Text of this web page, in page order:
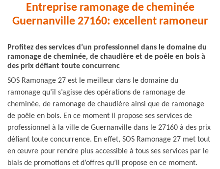
Entreprise ramonage de cheminée
Guernanville 27160: excellent ramoneur
Profitez des services d’un professionnel dans le domaine du
ramonage de cheminée, de chaudière et de poêle en bois à
des prix défiant toute concurrenc
SOS Ramonage 27 est le meilleur dans le domaine du
ramonage qu’il s’agisse des opérations de ramonage de
cheminée, de ramonage de chaudière ainsi que de ramonage
de poêle en bois. En ce moment il propose ses services de
professionnel à la ville de Guernanville dans le 27160 à des prix
défiant toute concurrence. En effet, SOS Ramonage 27 met tout
en œuvre pour rendre plus accessible à tous ses services par le
biais de promotions et d’offres qu’il propose en ce moment.